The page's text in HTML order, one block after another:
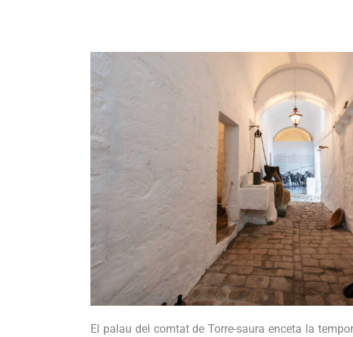
El palau del comtat de Torre-saura enceta la